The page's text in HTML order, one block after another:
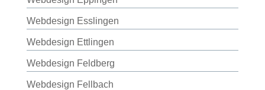
Webdesign Esslingen
Webdesign Ettlingen
Webdesign Feldberg
Webdesign Fellbach